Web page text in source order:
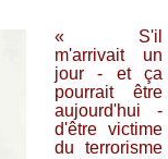
« S'il
m'arrivait un
jour - et ça
pourrait être
aujourd'hui -
d'être victime
du terrorisme